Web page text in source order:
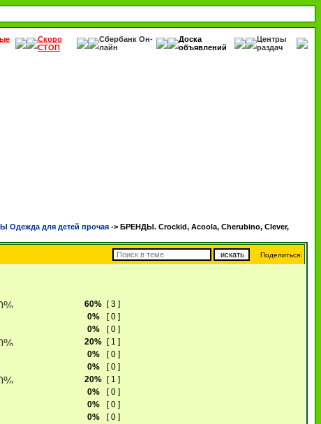
Скоро
СТОП
Сбербанк Он-
лайн
Доска
объявлений
Центры
раздач
Одежда для детей прочая -> БРЕНДЫ. Crockid, Acoola, Cherubino, Clever,
Поделиться:
60% [ 3 ]
0%
[ 0 ]
0%
[ 0 ]
20% [ 1 ]
0%
[ 0 ]
0%
[ 0 ]
20% [ 1 ]
0%
[ 0 ]
0%
[ 0 ]
0%
[ 0 ]